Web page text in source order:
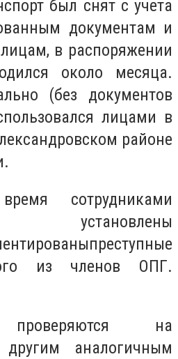
был снят с учета
документам и
в распоряжении
около месяца.
(без документов
лицами в
районе
сотрудниками
из членов ОПГ.
проверяются на
аналогичным